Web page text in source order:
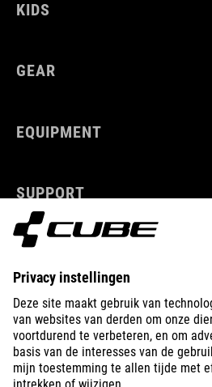
KIDS
GEAR
EQUIPMENT
SUPPORT
ABOUT US
EXPLORE